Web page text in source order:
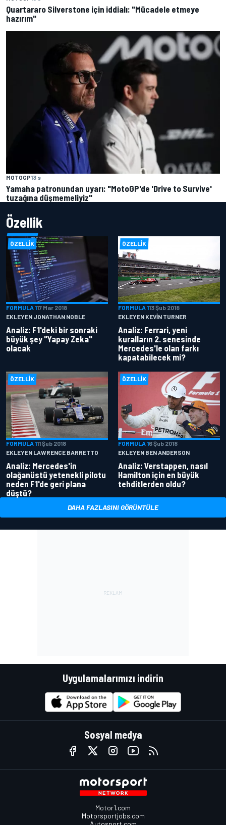
Quartararo Silverstone için iddialı: "Mücadele etmeye
hazırım"
MOTOGP13 s
Yamaha patronundan uyarı: "MotoGP'de 'Drive to Survive'
tuzağına düşmemeliyiz"
Özellik
ÖZELLIK
FORMULA 117 Mar 2018
EKLEYEN JONATHAN NOBLE
Analiz: F1'deki bir sonraki
büyük şey "Yapay Zeka"
olacak
ÖZELLIK
FORMULA 113 Şub 2018
EKLEYEN KEVIN TURNER
Analiz: Ferrari, yeni
kuralların 2. senesinde
Mercedes'le olan farkı
kapatabilecek mi?
ÖZELLIK
FORMULA 111 Şub 2018
EKLEYEN LAWRENCE BARRETTO
Analiz: Mercedes'in
olağanüstü yetenekli pilotu
neden F1'de geri plana
düştü?
ÖZELLIK
FORMULA 16 Şub 2018
EKLEYEN BEN ANDERSON
Analiz: Verstappen, nasıl
Hamilton için en büyük
tehditlerden oldu?
DAHA FAZLASINI GÖRÜNTÜLE
Uygulamalarımızı indirin
Sosyal medya
Motor1.com
Motorsportjobs.com